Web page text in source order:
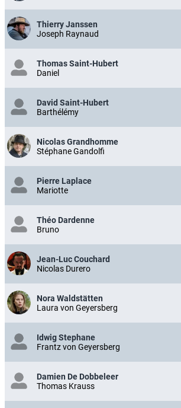
Thierry Janssen
Joseph Raynaud
Thomas Saint-Hubert
Daniel
David Saint-Hubert
Barthélémy
Nicolas Grandhomme
Stéphane Gandolfi
Pierre Laplace
Mariotte
Théo Dardenne
Bruno
Jean-Luc Couchard
Nicolas Durero
Nora Waldstätten
Laura von Geyersberg
Idwig Stephane
Frantz von Geyersberg
Damien De Dobbeleer
Thomas Krauss